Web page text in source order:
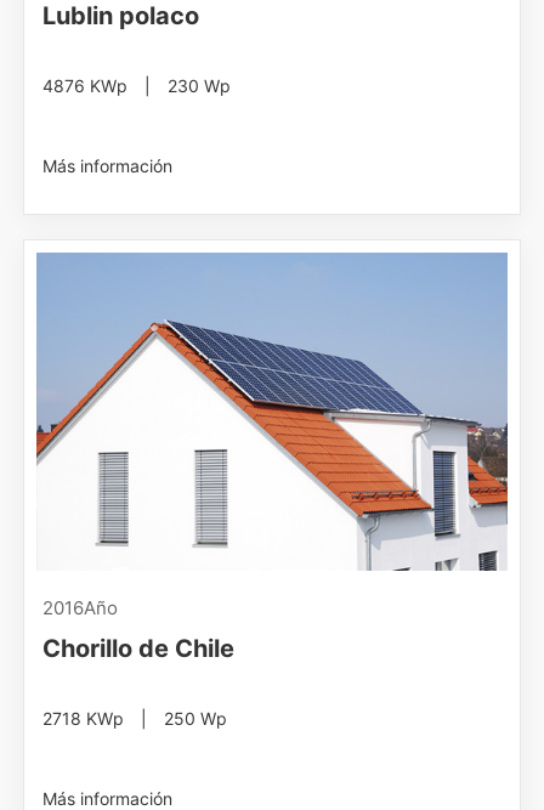
Lublin polaco
4876 KWp | 230 Wp
Más información
2016Año
Chorillo de Chile
2718 KWp | 250 Wp
Más información